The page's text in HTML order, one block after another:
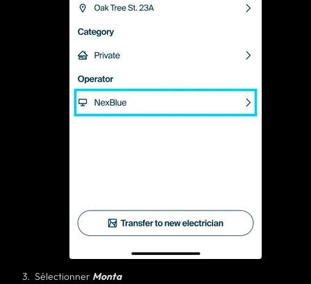
Sélectionner Monta